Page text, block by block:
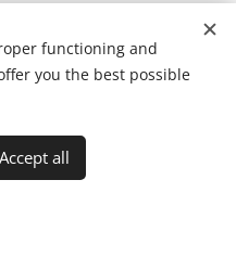
tratar os sintomas
no menor espaço
protagonismo ao
uma consequência de
functioning and
you the best possible
Accept all